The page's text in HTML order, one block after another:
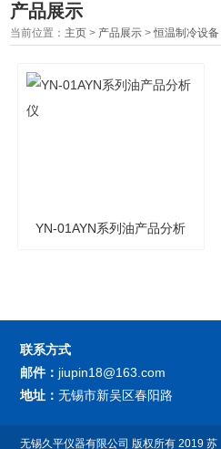
产品展示
当前位置： 主页 > 产品展示 >恒温制冷设备
YN-01AYN系列油产品分析
联系方式
邮件： jiupin18@163.com
地址：无锡市新吴区春阳路
无锡久平仪器有限公司 版权所有 2019苏